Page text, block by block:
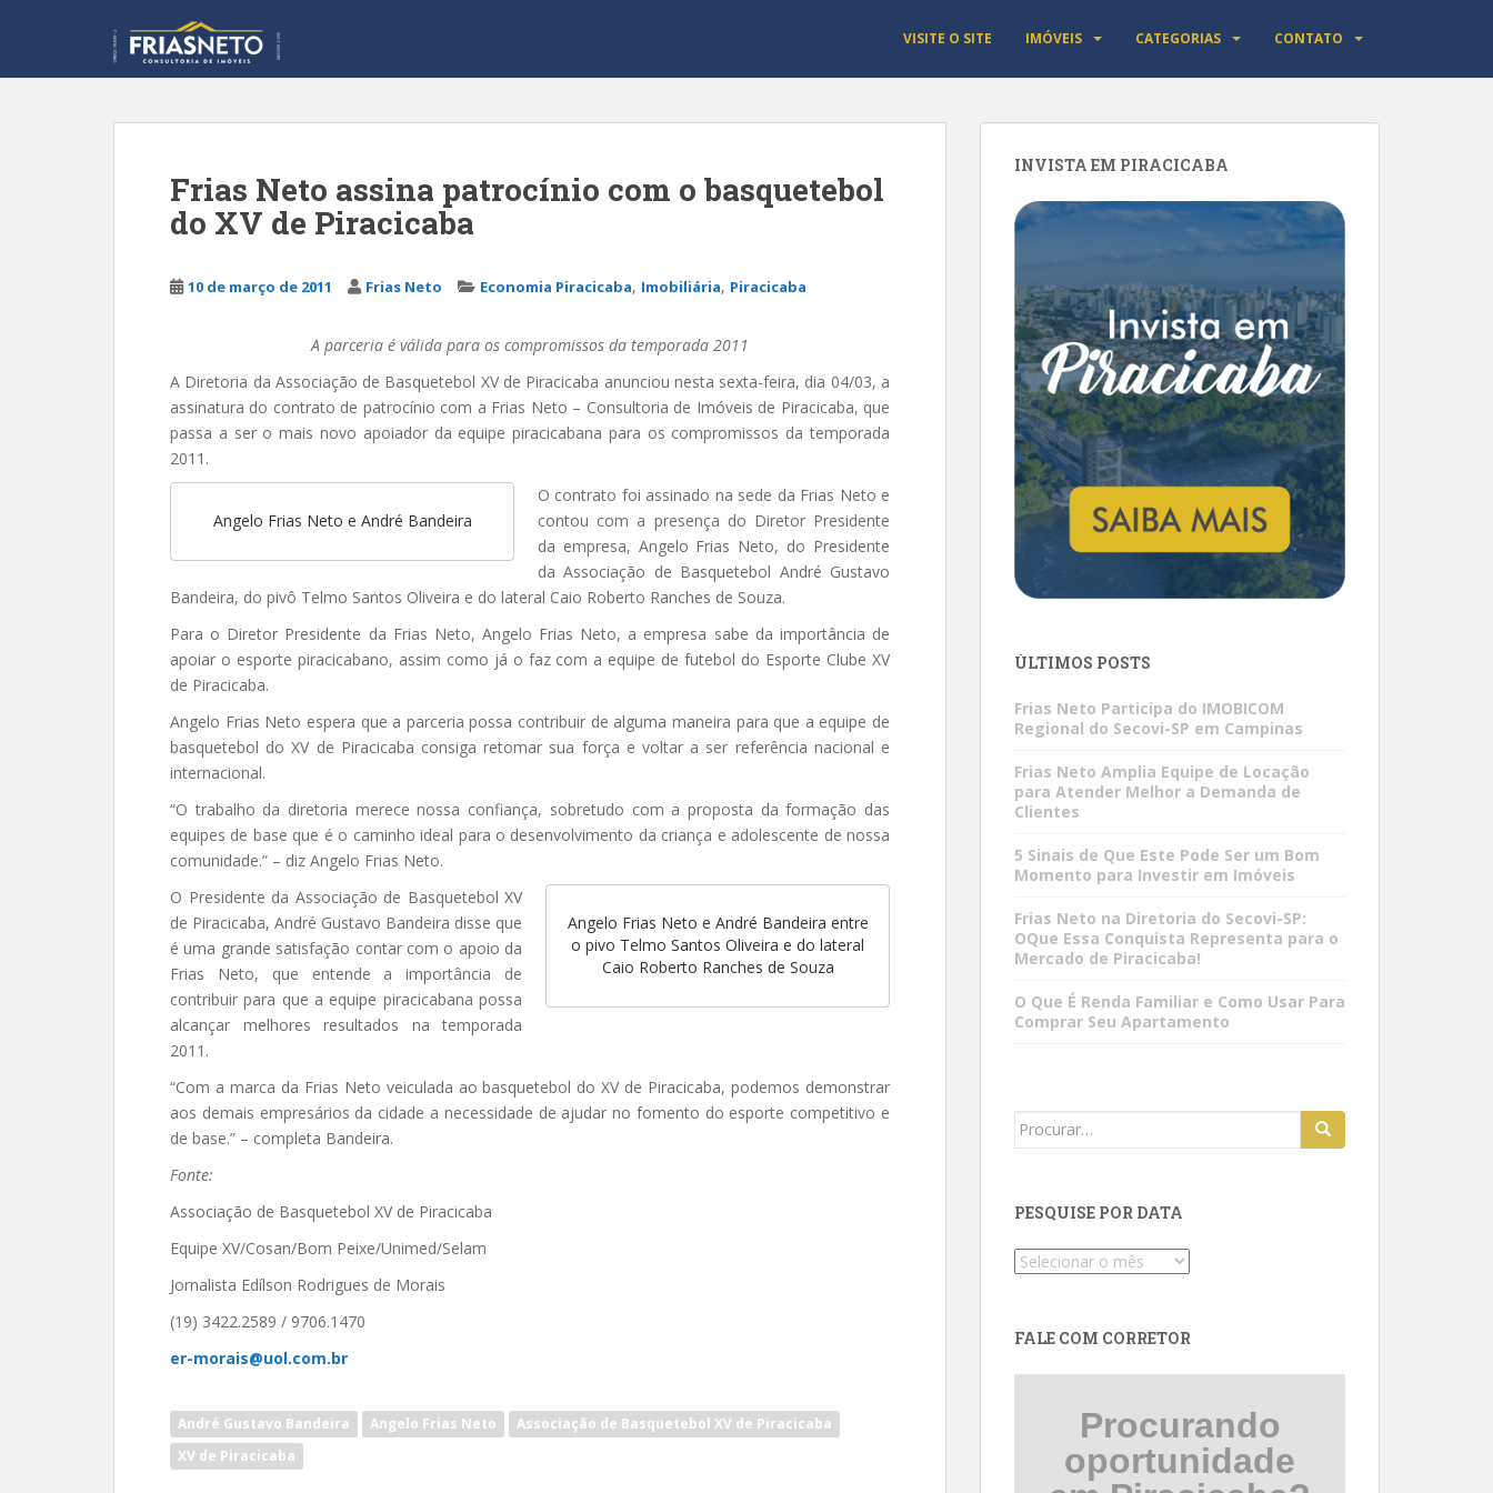
VISITE O SITE IMÓVEIS CATEGORIAS CONTATO
Frias Neto assina patrocínio com o basquetebol
do XV de Piracicaba
10 de março de 2011 Frias Neto Economia Piracicaba, Imobiliária, Piracicaba
A parceria é válida para os compromissos da temporada 2011
A Diretoria da Associação de Basquetebol XV de Piracicaba anunciou nesta sexta-feira, dia 04/03, a
assinatura do contrato de patrocínio com a Frias Neto – Consultoria de Imóveis de Piracicaba, que
passa a ser o mais novo apoiador da equipe piracicabana para os compromissos da temporada
2011.
Angelo Frias Neto e André Bandeira
O contrato foi assinado na sede da Frias Neto e
contou com a presença do Diretor Presidente
da empresa, Angelo Frias Neto, do Presidente
da Associação de Basquetebol André Gustavo
Bandeira, do pivô Telmo Santos Oliveira e do lateral Caio Roberto Ranches de Souza.
Para o Diretor Presidente da Frias Neto, Angelo Frias Neto, a empresa sabe da importância de
apoiar o esporte piracicabano, assim como já o faz com a equipe de futebol do Esporte Clube XV
de Piracicaba.
Angelo Frias Neto espera que a parceria possa contribuir de alguma maneira para que a equipe de
basquetebol do XV de Piracicaba consiga retomar sua força e voltar a ser referência nacional e
internacional.
“O trabalho da diretoria merece nossa confiança, sobretudo com a proposta da formação das
equipes de base que é o caminho ideal para o desenvolvimento da criança e adolescente de nossa
comunidade.” – diz Angelo Frias Neto.
Angelo Frias Neto e André Bandeira entre
o pivo Telmo Santos Oliveira e do lateral
Caio Roberto Ranches de Souza
O Presidente da Associação de Basquetebol XV
de Piracicaba, André Gustavo Bandeira disse que
é uma grande satisfação contar com o apoio da
Frias Neto, que entende a importância de
contribuir para que a equipe piracicabana possa
alcançar melhores resultados na temporada
2011.
“Com a marca da Frias Neto veiculada ao basquetebol do XV de Piracicaba, podemos demonstrar
aos demais empresários da cidade a necessidade de ajudar no fomento do esporte competitivo e
de base.” – completa Bandeira.
Fonte:
Associação de Basquetebol XV de Piracicaba
Equipe XV/Cosan/Bom Peixe/Unimed/Selam
Jornalista Edílson Rodrigues de Morais
(19) 3422.2589 / 9706.1470
er-morais@uol.com.br
André Gustavo Bandeira Angelo Frias Neto
Associação de Basquetebol XV de Piracicaba
XV de Piracicaba
INVISTA EM PIRACICABA
ÚLTIMOS POSTS
Frias Neto Participa do IMOBICOM
Regional do Secovi-SP em Campinas
Frias Neto Amplia Equipe de Locação
para Atender Melhor a Demanda de
Clientes
5 Sinais de Que Este Pode Ser um Bom
Momento para Investir em Imóveis
Frias Neto na Diretoria do Secovi-SP:
OQue Essa Conquista Representa para o
Mercado de Piracicaba!
O Que É Renda Familiar e Como Usar Para
Comprar Seu Apartamento
Search
PESQUISE POR DATA
Pesquise
FALE COM CORRETOR
Procurando
oportunidade